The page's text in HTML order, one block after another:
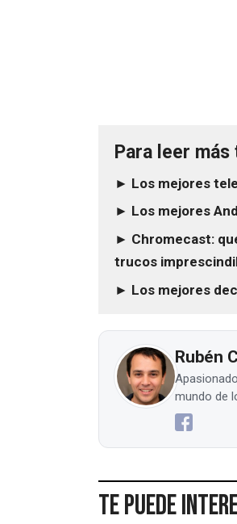
Para leer más
► Los mejores
► Los mejores
► Chromecast:
trucos
► Los mejores
Rubén
mundo de
Te puede